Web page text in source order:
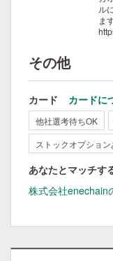
ル
ま
その他
カード カードに
他社選考待ちOK
ストックオプション
あなたとマッチす
株式会社enechain